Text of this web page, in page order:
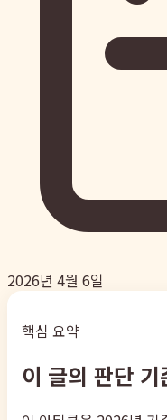
2026년 4월 6일
핵심 요약
이 글의 판단 기